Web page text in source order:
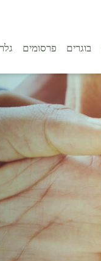
בוגרים פרסומים